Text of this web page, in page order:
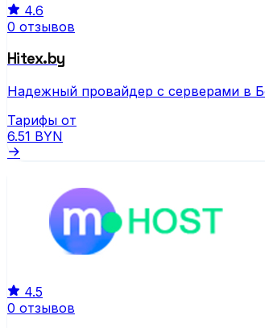
4.6
0 отзывов
Hitex.by
Надежный провайдер с серверами в
Тарифы от
6.51 BYN
4.5
0 отзывов